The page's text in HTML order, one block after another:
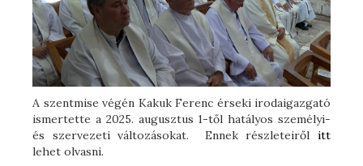
A szentmise végén Kakuk Ferenc érseki irodaigazgató
ismertette a 2025. augusztus 1-től hatályos személyi-
és szervezeti változásokat. Ennek részleteiről itt
lehet olvasni.